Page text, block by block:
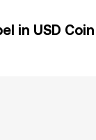
in USD Coin